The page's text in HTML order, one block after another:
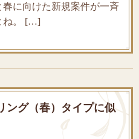
に向けた新規案件が一斉
ね。 […]
ング（春）タイプに似